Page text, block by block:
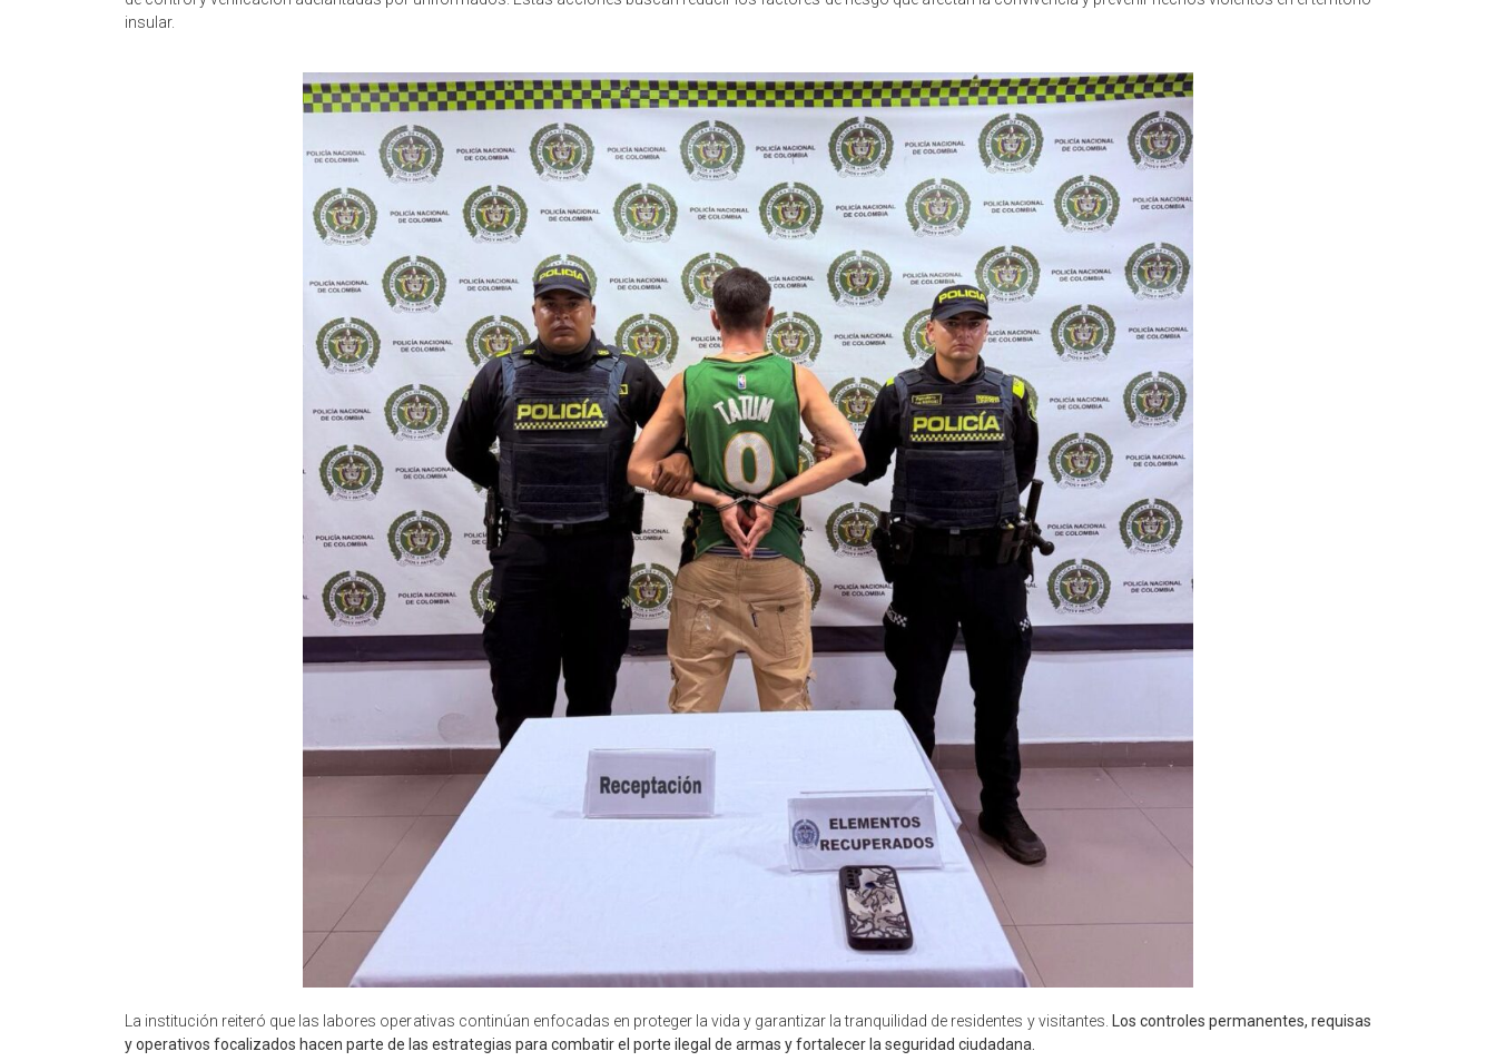
insular.
La institución reiteró que las labores operativas continúan enfocadas en proteger la vida y garantizar la tranquilidad de residentes y visitantes.
Los controles permanentes, requisas
y operativos focalizados hacen parte de las estrategias para combatir el porte ilegal de armas y fortalecer la seguridad ciudadana.